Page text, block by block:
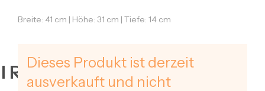
Breite: 41 cm | Höhe: 31 cm | Tiefe: 14 cm
Dieses Produkt ist derzeit
ausverkauft und nicht